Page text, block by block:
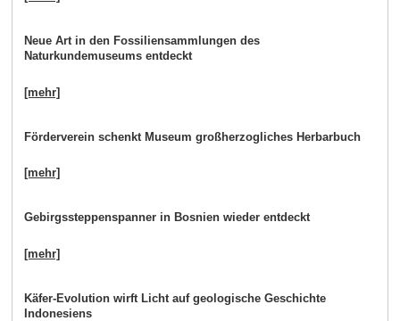
Neue Art in den Fossiliensammlungen des
Naturkundemuseums entdeckt
[mehr]
Förderverein schenkt Museum großherzogliches Herbarbuch
[mehr]
Gebirgssteppenspanner in Bosnien wieder entdeckt
[mehr]
Käfer-Evolution wirft Licht auf geologische Geschichte
Indonesiens